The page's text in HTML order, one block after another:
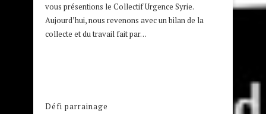
vous présentions le Collectif Urgence Syrie.
Aujourd’hui, nous revenons avec un bilan de la
collecte et du travail fait par…
Défi parrainage